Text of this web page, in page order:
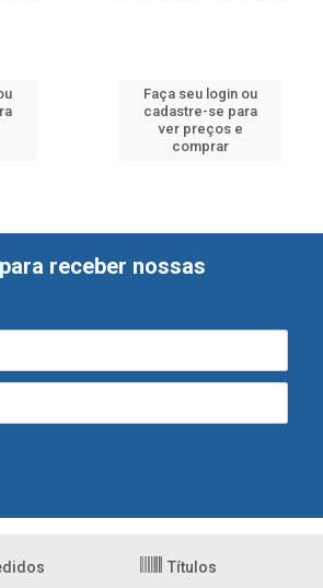
Faça seu login ou
cadastre-se para
ver preços e
comprar
receber nossas
Títulos